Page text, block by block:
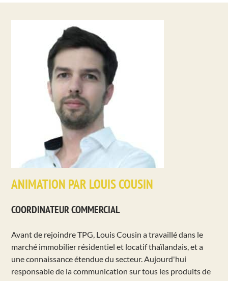
ANIMATION PAR LOUIS COUSIN
COORDINATEUR COMMERCIAL
Avant de rejoindre TPG, Louis Cousin a travaillé dans le
marché immobilier résidentiel et locatif thaïlandais, et a
une connaissance étendue du secteur. Aujourd'hui
responsable de la communication sur tous les produits de